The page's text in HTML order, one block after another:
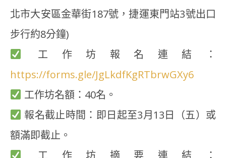
北市大安區金華街187號，捷運東門站3號出口
步行約8分鐘)
工作坊報名連結：
https://forms.gle/JgLkdfKgRTbrwGXy6
工作坊名額：40名。
報名截止時間：即日起至3月13日（五）或
額滿即截止。
工作坊摘要連結：